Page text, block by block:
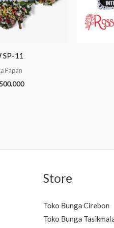
SP-11
Papan
Store
Toko Bunga Cirebon
Toko Bunga